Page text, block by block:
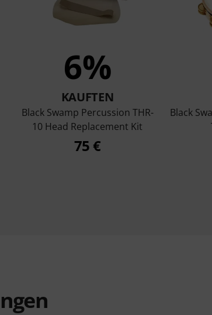
6%
KAUFTEN
Black Swamp Percussion THR-
10 Head Replacement Kit
75 €
Black